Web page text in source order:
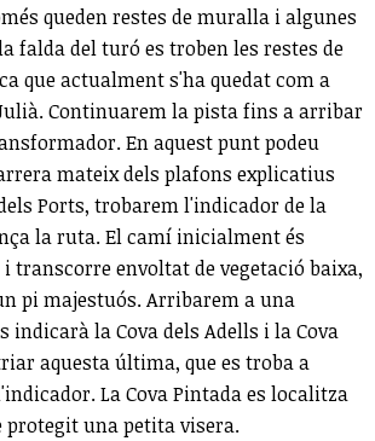
queden restes de muralla i algunes
falda del turó es troben les restes de
que actualment s'ha quedat com a
Continuarem la pista fins a arribar
En aquest punt podeu
mateix dels plafons explicatius
Ports, trobarem l'indicador de la
la ruta. El camí inicialment és
transcorre envoltat de vegetació baixa,
pi majestuós. Arribarem a una
indicarà la Cova dels Adells i la Cova
aquesta última, que es troba a
La Cova Pintada es localitza
protegit una petita visera.